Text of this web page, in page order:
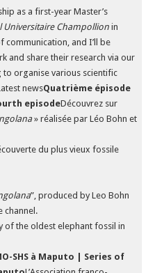
as a first-year Master’s
Universitaire Champollion in
communication, and I’ll be
and share their research via our
organise various scientific
newsQuatrième épisode
episodeDécouvrez sur
» réalisée par Léo Bohn et
du plus vieux fossile
”, produced by Leo Bohn
channel.
of the oldest elephant fossil in
SHS à Maputo |
Series of